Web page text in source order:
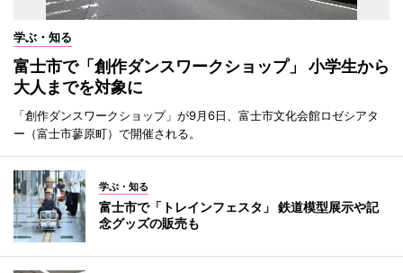
学ぶ・知る
富士市で「創作ダンスワークショップ」 小学生から
大人までを対象に
「創作ダンスワークショップ」が9月6日、富士市文化会館ロゼシアタ
ー（富士市蓼原町）で開催される。
学ぶ・知る
富士市で「トレインフェスタ」 鉄道模型展示や記
念グッズの販売も